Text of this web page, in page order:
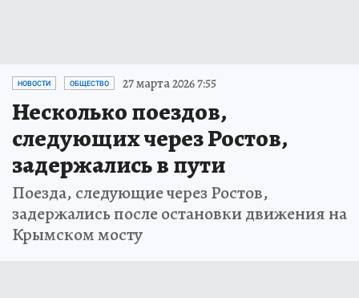
НОВОСТИ ОБЩЕСТВО 27 марта 2026 7:55
Несколько поездов,
следующих через Ростов,
задержались в пути
Поезда, следующие через Ростов,
задержались после остановки движения на
Крымском мосту